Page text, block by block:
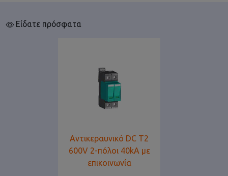
Είδατε πρόσφατα
Αντικεραυνικό DC T2
600V 2-πόλοι 40kA με
επικοινωνία